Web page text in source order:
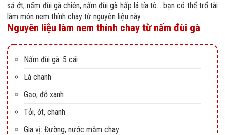
sả ớt, nấm đùi gà chiên, nấm đùi gà hấp lá tía tô… bạn có thể trổ tài
làm món nem thính chay từ nguyên liệu này.
Nguyên liệu làm nem thính chay từ nấm đùi gà
Nấm đùi gà: 5 cái
Lá chanh
Gạo, đỗ xanh
Tỏi, ớt, chanh
Gia vị: Đường, nước mắm chay